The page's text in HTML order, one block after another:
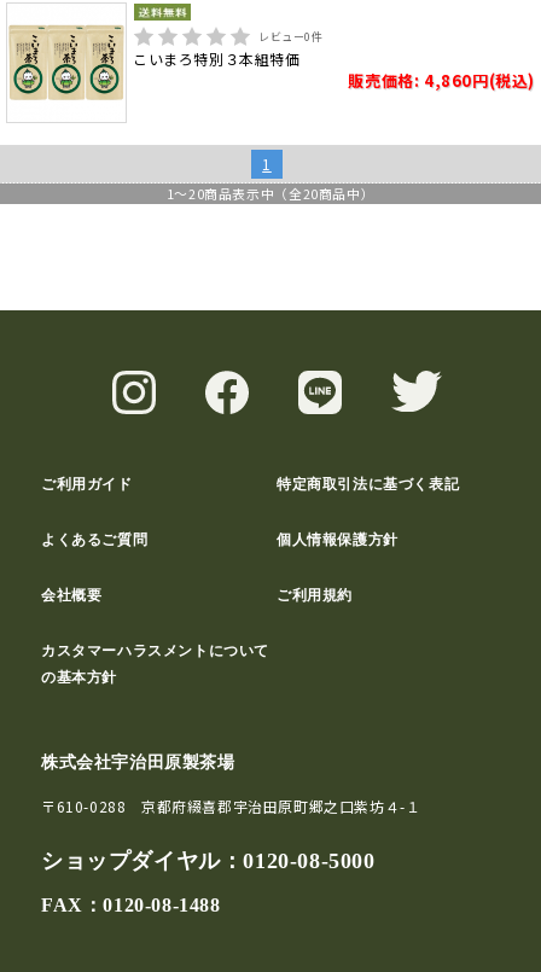
レビュー0件
こいまろ特別３本組特価
販売価格: 4,860円(税込)
1
1～20商品表示中（全20商品中）
ご利用ガイド 特定商取引法に基づく表記
よくあるご質問 個人情報保護方針
会社概要 ご利用規約
カスタマーハラスメントについて
の基本方針
株式会社宇治田原製茶場
〒610-0288 京都府綴喜郡宇治田原町郷之口紫坊４-１
ショップダイヤル：0120-08-5000
FAX：0120-08-1488